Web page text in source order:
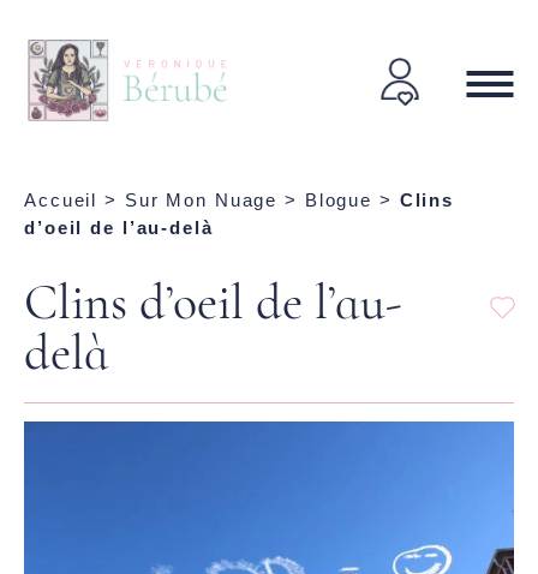
Accueil > Sur Mon Nuage > Blogue > Clins
d’oeil de l’au-delà
Clins d’oeil de l’au-
delà